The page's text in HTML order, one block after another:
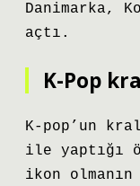
Danimarka,
açtı.
K-Pop
K-pop’un
ile yaptığı
ikon